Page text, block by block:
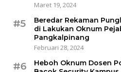
Maret 19, 2024
#5
Beredar Rekaman
di Lakukan Oknum
Pangkalpinang
Februari 28, 2024
#6
Heboh Oknum Dosen